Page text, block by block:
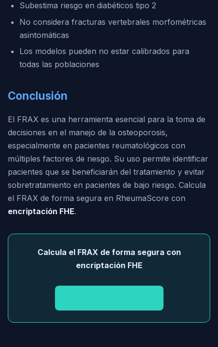
Subestima riesgo en diabéticos tipo 2
No considera fracturas vertebrales morfométricas
asintomáticas
Los modelos pueden no estar calibrados para
todas las poblaciones
Conclusión
El FRAX es una herramienta esencial para la toma de
decisiones en el manejo de la osteoporosis,
especialmente en pacientes reumatológicos con
múltiples factores de riesgo. Su uso permite identificar
pacientes que se beneficiarán del tratamiento y evitar
sobretratamiento en pacientes de bajo riesgo. Calcula
el FRAX de forma segura en RheumaScore con
encriptación FHE.
Calcula el FRAX de forma segura con
encriptación FHE